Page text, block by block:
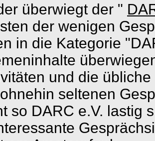
überwiegt der "
der wenigen
in die Kategorie
und die
seltenen
so DARC e.V. lastig